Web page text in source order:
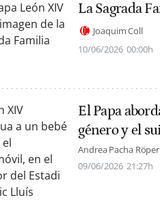
La Sagrada
Joaquim Coll
10/06/2026 00:00h
El Papa
género y el
Andrea Pacha Röper
09/06/2026 21:27h